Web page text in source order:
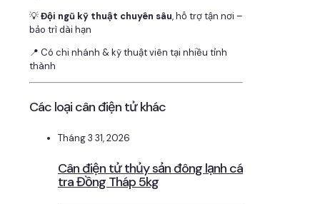
💡Đội ngũ kỹ thuật chuyên sâu, hỗ trợ tận nơi –
bảo trì dài hạn
📍 Có chi nhánh & kỹ thuật viên tại nhiều tỉnh
thành
Các loại cân điện tử khác
Tháng 3 31, 2026
Cân điện tử thủy sản đông lạnh cá
tra Đồng Tháp 5kg